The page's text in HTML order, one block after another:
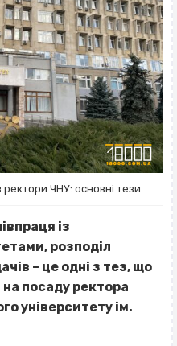
ЧНУ: основні тези
із
розподіл
– це одні з тез, що
посаду ректора
університету ім.